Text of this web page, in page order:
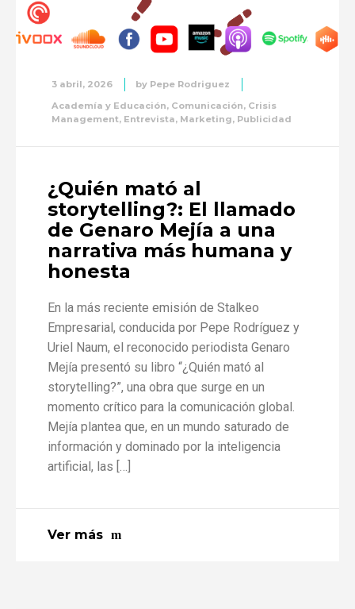
3 abril, 2026 by Pepe Rodriguez
Academía y Educación, Comunicación, Crisis
Management, Entrevista, Marketing, Publicidad
¿Quién mató al
storytelling?: El llamado
de Genaro Mejía a una
narrativa más humana y
honesta
En la más reciente emisión de Stalkeo
Empresarial, conducida por Pepe Rodríguez y
Uriel Naum, el reconocido periodista Genaro
Mejía presentó su libro “¿Quién mató al
storytelling?”, una obra que surge en un
momento crítico para la comunicación global.
Mejía plantea que, en un mundo saturado de
información y dominado por la inteligencia
artificial, las […]
Ver más